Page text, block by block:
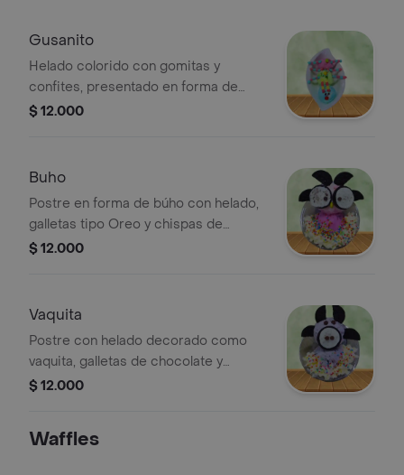
Gusanito
Helado colorido con gomitas y
confites, presentado en forma de
gusanito.
$ 12.000
Buho
Postre en forma de búho con helado,
galletas tipo Oreo y chispas de
colores.
$ 12.000
Vaquita
Postre con helado decorado como
vaquita, galletas de chocolate y
chispas de colores.
$ 12.000
Waffles